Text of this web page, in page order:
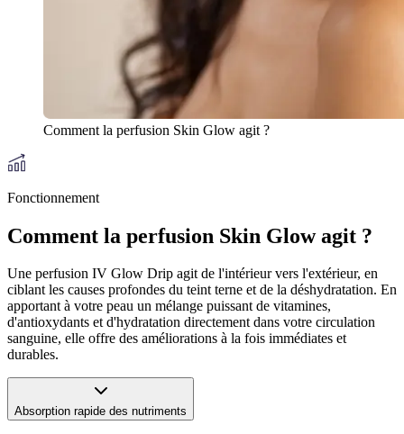
Comment la perfusion Skin Glow agit ?
Fonctionnement
Comment la perfusion Skin Glow agit ?
Une perfusion IV Glow Drip agit de l'intérieur vers l'extérieur, en
ciblant les causes profondes du teint terne et de la déshydratation. En
apportant à votre peau un mélange puissant de vitamines,
d'antioxydants et d'hydratation directement dans votre circulation
sanguine, elle offre des améliorations à la fois immédiates et
durables.
Absorption rapide des nutriments